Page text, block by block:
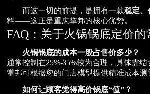
而这一切的前提，是拥有一款稳定、
料——这正是重庆掌邦的核心优势。
FAQ：关于火锅锅底定价的
火锅锅底的成本一般占售价多少？
通常控制在25%-35%较为合理，具体需
掌邦可根据您的门店模型提供精准成本测
如何让顾客觉得高价锅底“值”？